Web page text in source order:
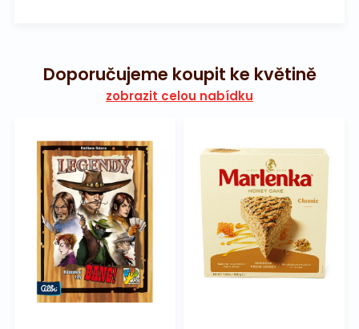
Doporučujeme koupit ke květině
zobrazit celou nabídku